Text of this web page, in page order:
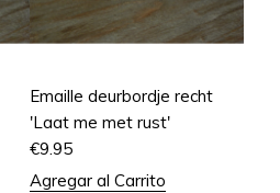
Emaille deurbordje recht
'Laat me met rust'
€9.95
Agregar al Carrito